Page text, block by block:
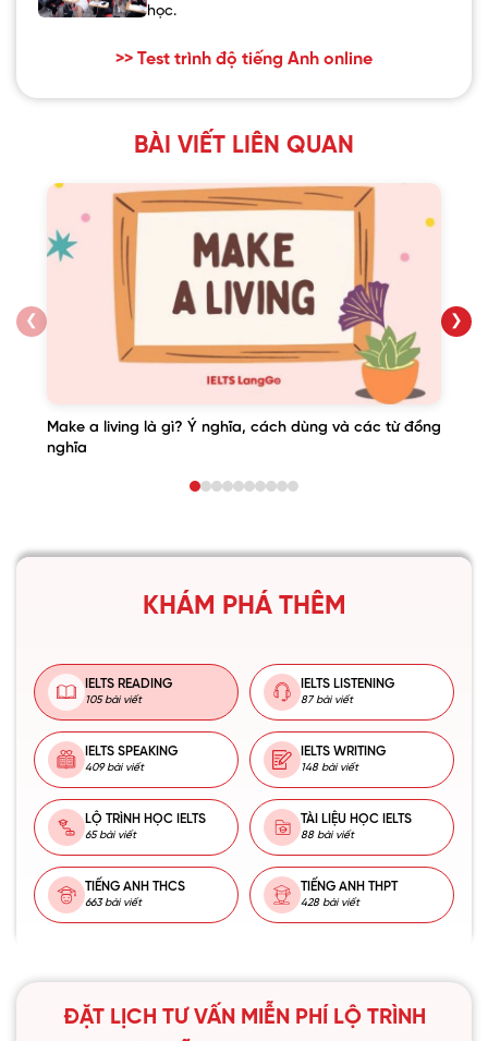
học.
>> Test trình độ tiếng Anh online
BÀI VIẾT LIÊN QUAN
❮
Make a living là gì? Ý nghĩa, cách dùng và các từ đồng
nghĩa
❯
KHÁM PHÁ THÊM
IELTS READING
105 bài viết
IELTS LISTENING
87 bài viết
IELTS SPEAKING
409 bài viết
IELTS WRITING
148 bài viết
LỘ TRÌNH HỌC IELTS
65 bài viết
TÀI LIỆU HỌC IELTS
88 bài viết
TIẾNG ANH THCS
663 bài viết
TIẾNG ANH THPT
428 bài viết
ĐẶT LỊCH TƯ VẤN MIỄN PHÍ LỘ TRÌNH